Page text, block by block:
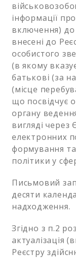
інформації
включення) до
внесені до
особистого
(в якому
батькові (за
(місце
що посвідчує
органу
вигляді
електронних
формування
політики у
Письмовий
десяти
надходження.
Згідно з п.2
актуалізація
Реєстру